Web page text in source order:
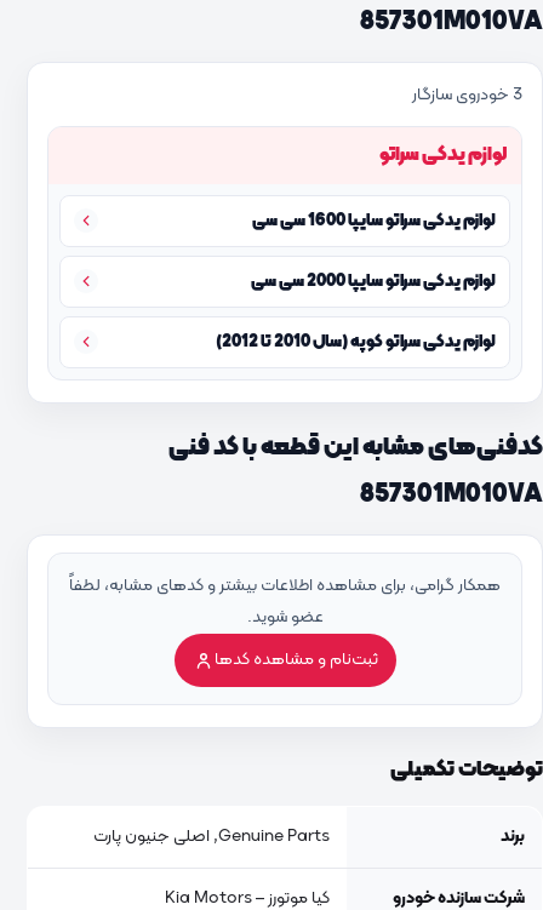
857301M010VA
3 خودروی سازگار
لوازم یدکی سراتو
لوازم یدکی سراتو سایپا 1600 سی سی
لوازم یدکی سراتو سایپا 2000 سی سی
لوازم یدکی سراتو کوپه (سال 2010 تا 2012)
کدفنی‌های مشابه این قطعه با کد فنی
857301M010VA
همکار گرامی، برای مشاهده اطلاعات بیشتر و کدهای مشابه، لطفاً
عضو شوید.
ثبت‌نام و مشاهده کدها
توضیحات تکمیلی
برند Genuine Parts, اصلی جنیون پارت
شرکت سازنده خودرو کیا موتورز – Kia Motors